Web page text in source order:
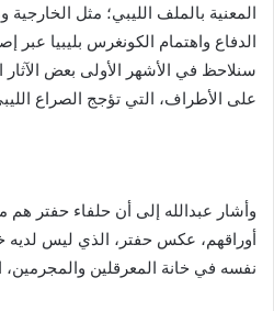
المعنية بالملف الليبي؛ مثل
الدفاع واهتمام الكونغرس بليبيا عبر
سنلاحظ في الأشهر الأولى بعض
على الأطراف، التي تؤجج الصراع
وأشار عبدالله إلى أن حلفاء حفتر هم
أوراقهم، عكس حفتر، الذي ليس لديه
نفسه في خانة المعرقلين والمجرمين،